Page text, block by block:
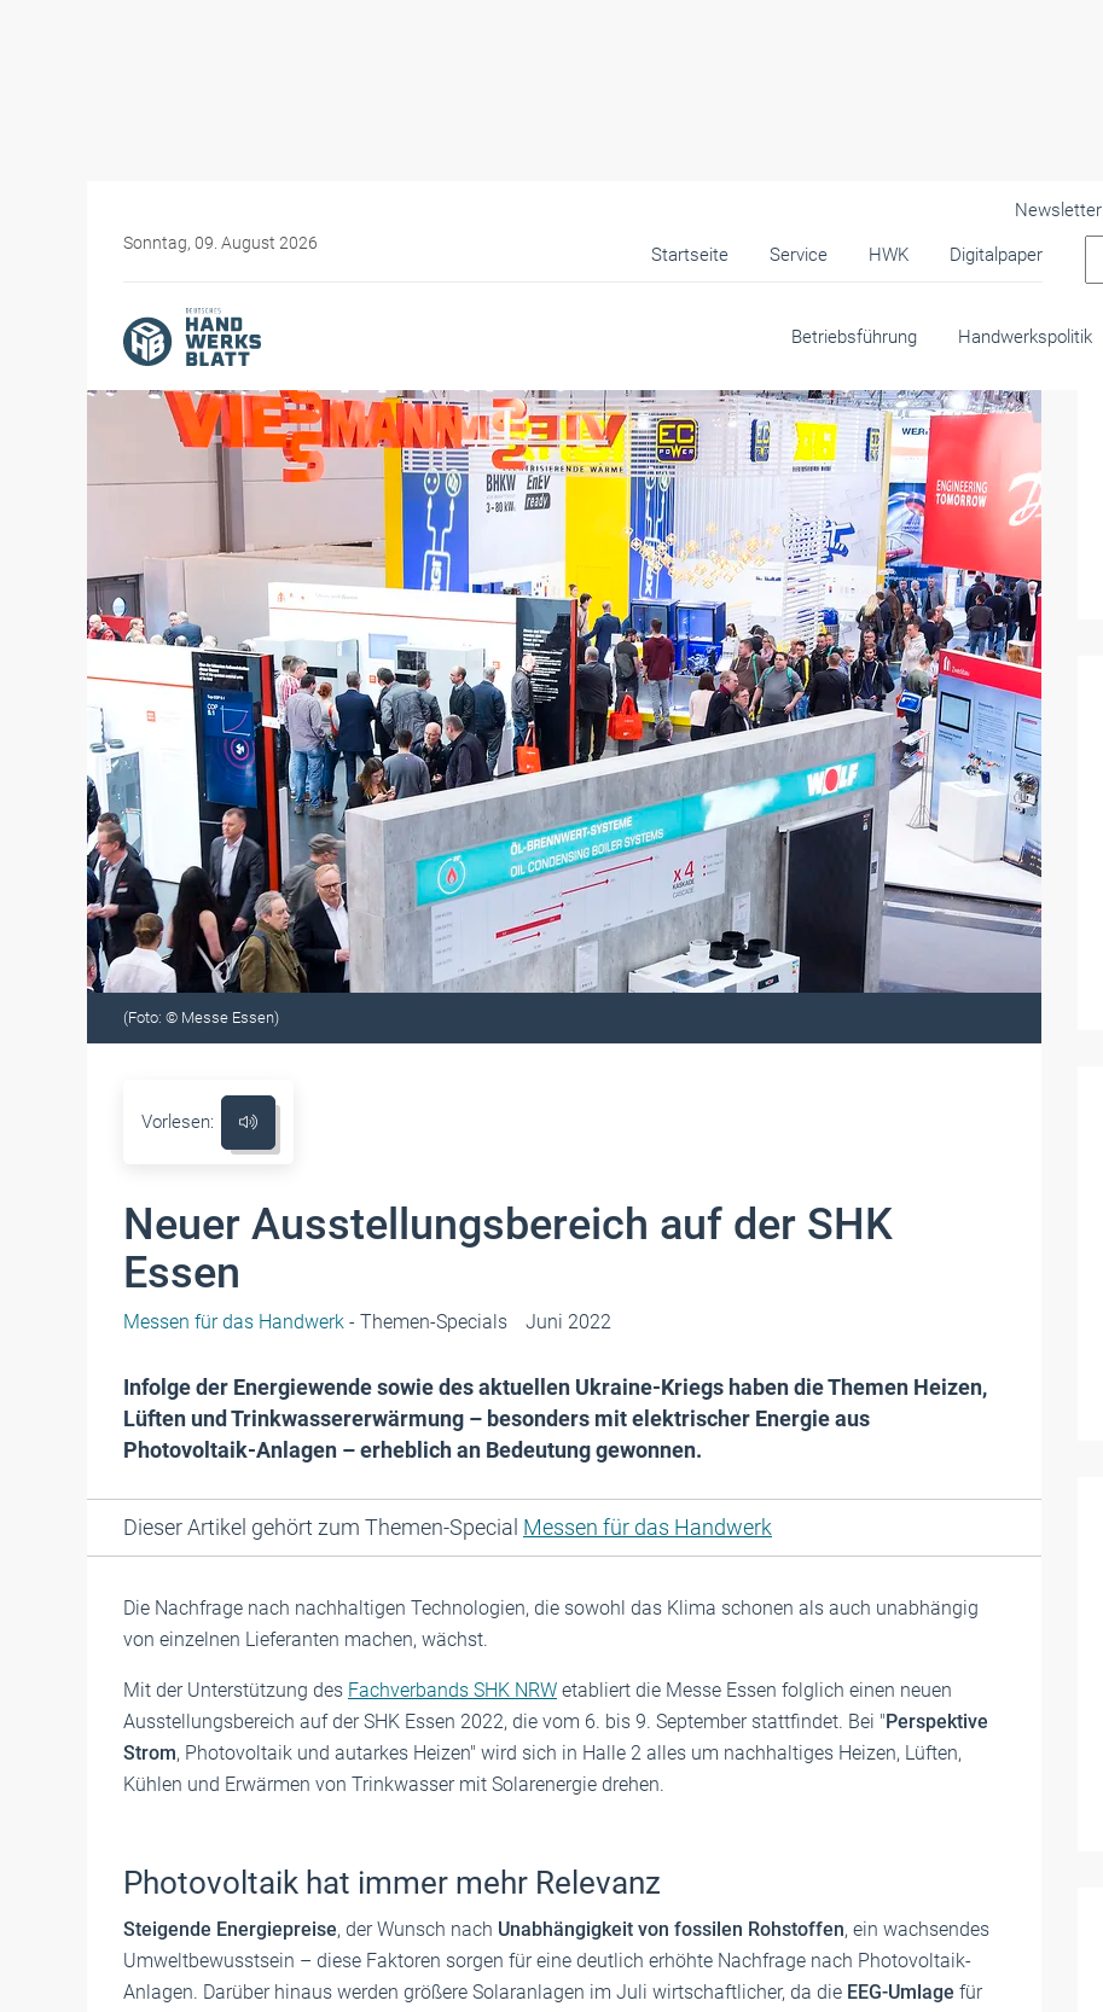
Sonntag, 09. August 2026
Startseite Service HWK Digitalpaper
Newsletter
Betriebsführung Handwerkspolitik
(Foto: © Messe Essen)
Vorlesen:
Neuer Ausstellungsbereich auf der SHK
Essen
Messen für das Handwerk - Themen-Specials Juni 2022
Infolge der Energiewende sowie des aktuellen Ukraine-Kriegs haben die Themen Heizen,
Lüften und Trinkwassererwärmung – besonders mit elektrischer Energie aus
Photovoltaik-Anlagen – erheblich an Bedeutung gewonnen.
Dieser Artikel gehört zum Themen-Special Messen für das Handwerk
Die Nachfrage nach nachhaltigen Technologien, die sowohl das Klima schonen als auch unabhängig
von einzelnen Lieferanten machen, wächst.
Mit der Unterstützung des Fachverbands SHK NRW etabliert die Messe Essen folglich einen neuen
Ausstellungsbereich auf der SHK Essen 2022, die vom 6. bis 9. September stattfindet. Bei "Perspektive
Strom, Photovoltaik und autarkes Heizen" wird sich in Halle 2 alles um nachhaltiges Heizen, Lüften,
Kühlen und Erwärmen von Trinkwasser mit Solarenergie drehen.
Photovoltaik hat immer mehr Relevanz
Steigende Energiepreise, der Wunsch nach Unabhängigkeit von fossilen Rohstoffen, ein wachsendes
Umweltbewusstsein – diese Faktoren sorgen für eine deutlich erhöhte Nachfrage nach Photovoltaik-
Anlagen. Darüber hinaus werden größere Solaranlagen im Juli wirtschaftlicher, da die EEG-Umlage für